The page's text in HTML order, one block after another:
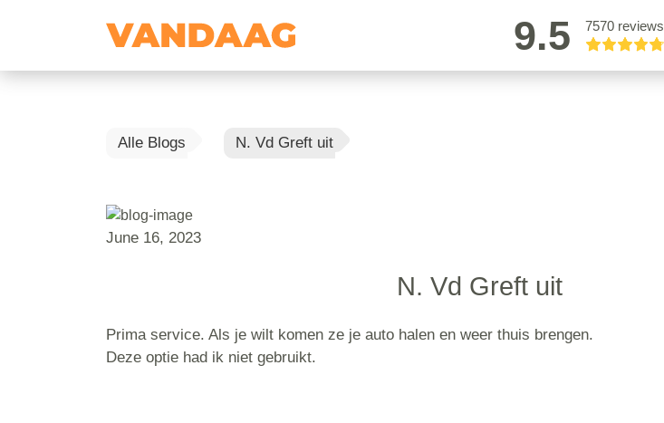
9.5 7570 reviews
Alle Blogs N. Vd Greft uit
June 16, 2023
N. Vd Greft uit
Prima service. Als je wilt komen ze je auto halen en weer thuis brengen.
Deze optie had ik niet gebruikt.